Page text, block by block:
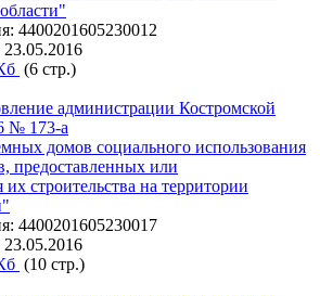
4400201605230012
23.05.2016
(6 стр.)
администрации Костромской
№ 173-а
домов социального использования
предоставленных или
строительства на территории
4400201605230017
23.05.2016
(10 стр.)